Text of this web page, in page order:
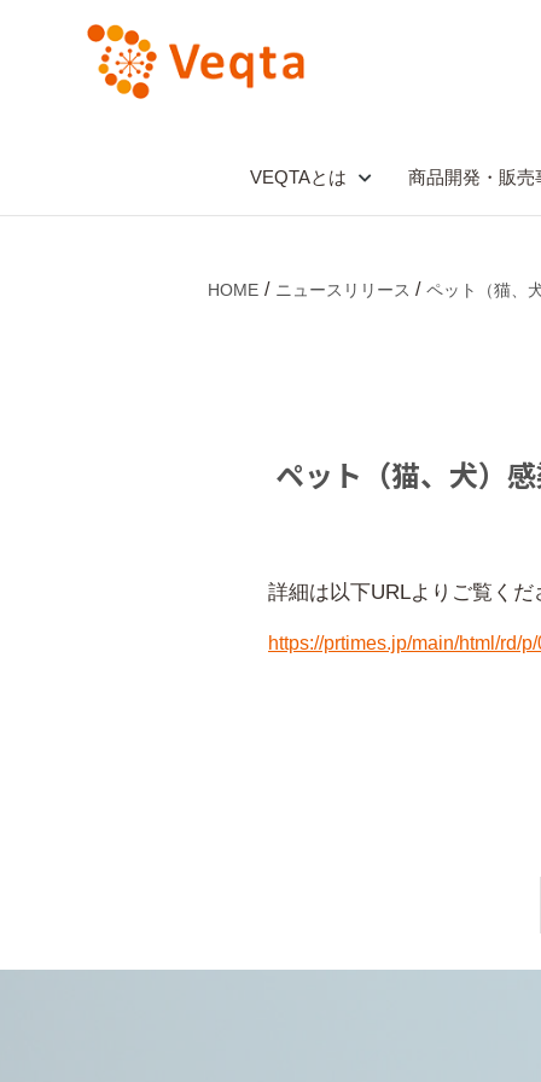
VEQTAとは 商品開発・販売
HOME ニュースリリース ペット（猫、
ペット（猫、犬）
詳細は以下URLよりご覧くだ
https://prtimes.jp/main/html/rd/